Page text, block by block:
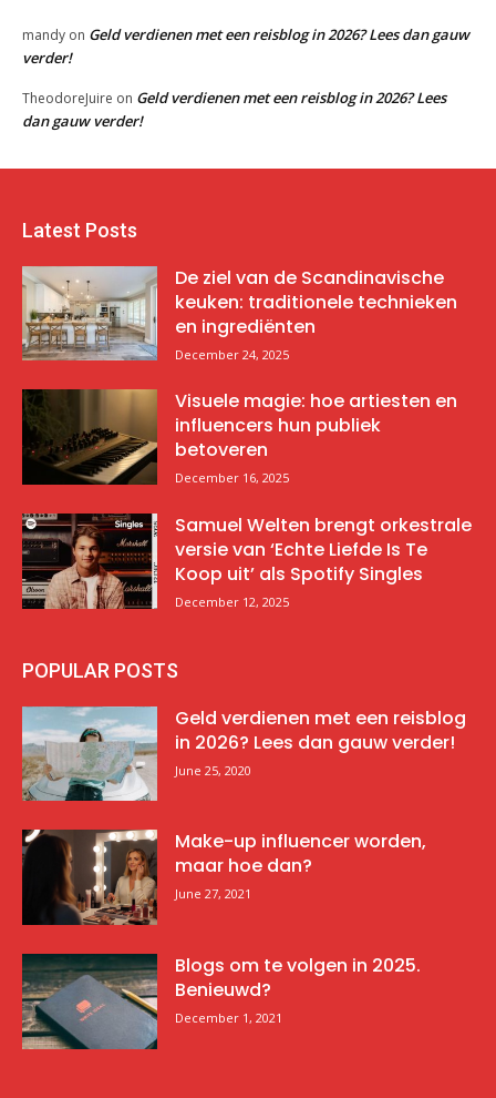
mandy on Geld verdienen met een reisblog in 2026? Lees dan gauw
verder!
TheodoreJuire on Geld verdienen met een reisblog in 2026? Lees
dan gauw verder!
Latest Posts
De ziel van de Scandinavische
keuken: traditionele technieken
en ingrediënten
December 24, 2025
Visuele magie: hoe artiesten en
influencers hun publiek
betoveren
December 16, 2025
Samuel Welten brengt orkestrale
versie van ‘Echte Liefde Is Te
Koop uit’ als Spotify Singles
December 12, 2025
POPULAR POSTS
Geld verdienen met een reisblog
in 2026? Lees dan gauw verder!
June 25, 2020
Make-up influencer worden,
maar hoe dan?
June 27, 2021
Blogs om te volgen in 2025.
Benieuwd?
December 1, 2021